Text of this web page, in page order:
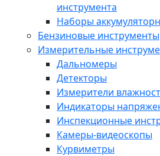
инструмента
Наборы
Бензиновые инструменты
Измерительные
Дальномеры
Детекторы
Измерители
Индикаторы
Инспекционные
Камеры-видеоскопы
Курвиметры